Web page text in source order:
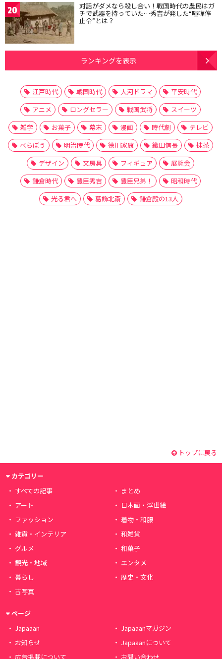
20 対話がダメなら殺し合い！戦国時代の農民はガ
チで武器を持っていた…秀吉が発した“喧嘩停
止令”とは？
ランキングを表示
江戸時代 戦国時代 大河ドラマ
平安時代
アニメ
ロングセラー 戦国武将
スイーツ
雑学
お菓子 幕末 漫画 時代劇
テレビ
べらぼう
明治時代 徳川家康 織田信長
抹茶
デザイン
文房具 フィギュア
展覧会
鎌倉時代
豊臣秀吉 豊臣兄弟！
昭和時代
光る君へ
葛飾北斎 鎌倉殿の13人
トップに戻る
カテゴリー
すべての記事
まとめ
アート
日本画・浮世絵
ファッション
着物・和服
雑貨・インテリア
和雑貨
グルメ
和菓子
観光・地域
エンタメ
暮らし
歴史・文化
古写真
ページ
Japaaan
Japaaanマガジン
お知らせ
Japaaanについて
広告掲載について
お問い合わせ